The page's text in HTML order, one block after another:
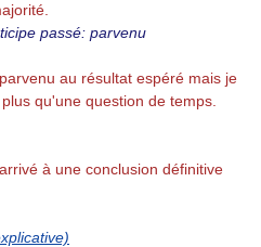
passé: parvenu
au résultat espéré mais je
qu'une question de temps.
à une conclusion définitive